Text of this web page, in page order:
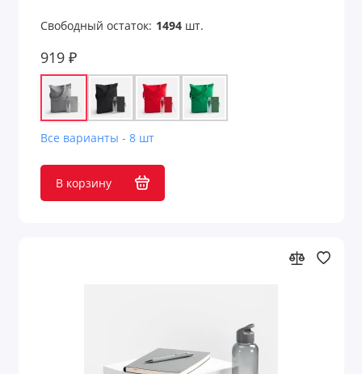
Свободный остаток: 1494шт.
919 ₽
Все варианты - 8 шт
В корзину